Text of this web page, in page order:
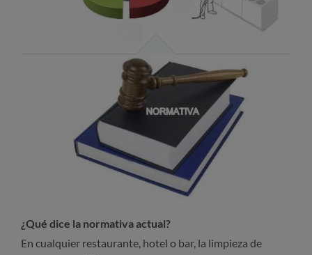
¿Qué dice la normativa actual?
En cualquier restaurante, hotel o bar, la limpieza de